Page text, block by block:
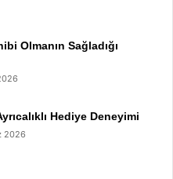
Olmanın Sağladığı
Hediye Deneyimi
2026